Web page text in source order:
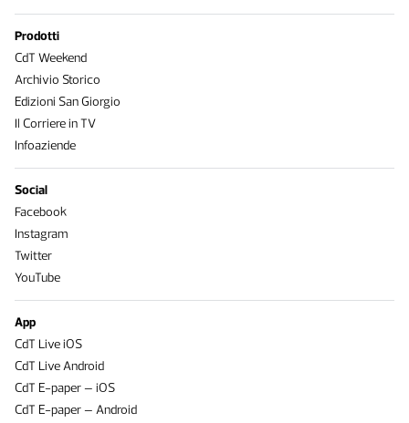
Prodotti
CdT Weekend
Archivio Storico
Edizioni San Giorgio
Il Corriere in TV
Infoaziende
Social
Facebook
Instagram
Twitter
YouTube
App
CdT Live iOS
CdT Live Android
CdT E-paper – iOS
CdT E-paper – Android